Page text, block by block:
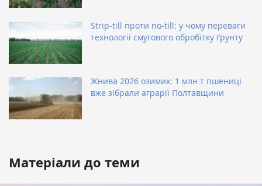
Strip-till проти no-till: у чому переваги
технології смугового обробітку ґрунту
Жнива 2026 озимих: 1 млн т пшениці
вже зібрали аграрії Полтавщини
Матеріали до теми